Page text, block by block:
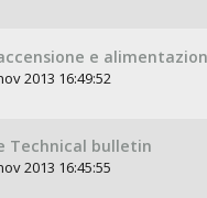
e
2013 16:49:52
Technical bulletin
2013 16:45:55